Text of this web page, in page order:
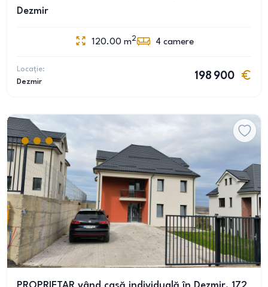
Dezmir
120.00 m2 4 camere
Locație:
Dezmir
198 900